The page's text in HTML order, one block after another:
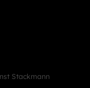
Stackmann